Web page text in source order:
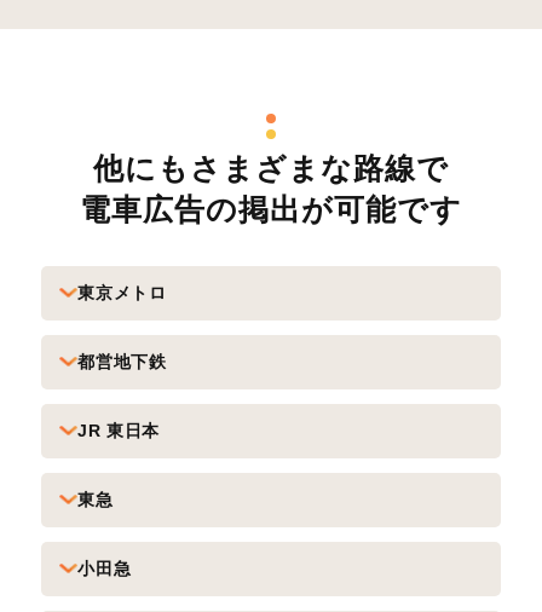
他にもさまざまな路線で
電車広告の掲出が可能です
東京メトロ
都営地下鉄
JR 東日本
東急
小田急